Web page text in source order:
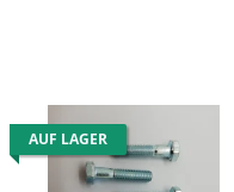
AUF LAGER